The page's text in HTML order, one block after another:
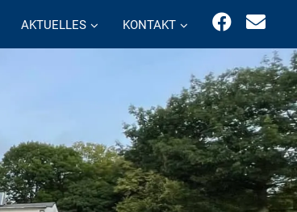
AKTUELLES KONTAKT